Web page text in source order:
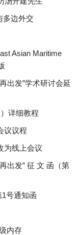
多边外交
Asian Maritime
出发”学术研讨会延
详细教程
议议程
为线上会议
出发” 征 文 函（第
1号通知函
内存